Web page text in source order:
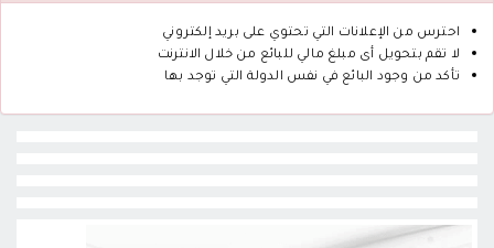
احترس من الإعلانات التي تحتوي على بريد إلكتروني
لا تقم بتحويل أى مبلغ مالي للبائع من خلال الانترنت
تأكد من وجود البائع في نفس الدولة التي توجد بها